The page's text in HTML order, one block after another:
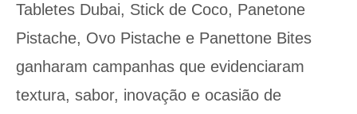
Tabletes Dubai, Stick de Coco, Panetone
Pistache, Ovo Pistache e Panettone Bites
ganharam campanhas que evidenciaram
textura, sabor, inovação e ocasião de